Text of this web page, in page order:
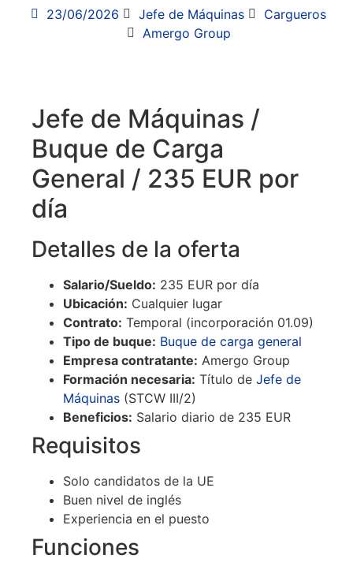
23/06/2026 Jefe de Máquinas
Cargueros
Amergo Group
Jefe de Máquinas /
Buque de Carga
General / 235 EUR por
día
Detalles de la oferta
Salario/Sueldo: 235 EUR por día
Ubicación: Cualquier lugar
Contrato: Temporal (incorporación 01.09)
Tipo de buque: Buque de carga general
Empresa contratante: Amergo Group
Formación necesaria: Título de Jefe de
Máquinas (STCW III/2)
Beneficios: Salario diario de 235 EUR
Requisitos
Solo candidatos de la UE
Buen nivel de inglés
Experiencia en el puesto
Funciones